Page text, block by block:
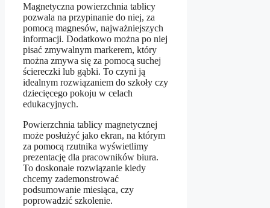
Magnetyczna powierzchnia tablicy
pozwala na przypinanie do niej, za
pomocą magnesów, najważniejszych
informacji. Dodatkowo można po niej
pisać zmywalnym markerem, który
można zmywa się za pomocą suchej
ściereczki lub gąbki. To czyni ją
idealnym rozwiązaniem do szkoły czy
dziecięcego pokoju w celach
edukacyjnych.
Powierzchnia tablicy magnetycznej
może posłużyć jako ekran, na którym
za pomocą rzutnika wyświetlimy
prezentację dla pracowników biura.
To doskonałe rozwiązanie kiedy
chcemy zademonstrować
podsumowanie miesiąca, czy
poprowadzić szkolenie.